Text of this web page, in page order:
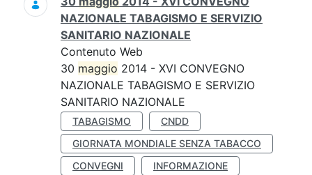
NAZIONALE TABAGISMO E SERVIZIO
SANITARIO NAZIONALE
Contenuto Web
30 maggio 2014 - XVI CONVEGNO
NAZIONALE TABAGISMO E SERVIZIO
SANITARIO NAZIONALE
TABAGISMO
CNDD
GIORNATA MONDIALE SENZA TABACCO
CONVEGNI
INFORMAZIONE